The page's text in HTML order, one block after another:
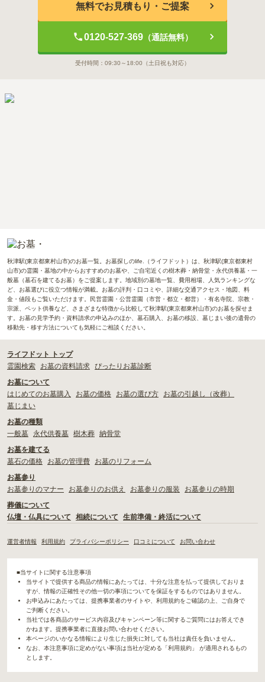
無料でお見積もり・ご提案
0120-527-369（通話無料）
受付時間： 09:30～18:00 （土日祝も対応）
秋津駅(東京都東村山市)のお墓一覧。お墓探しのlife.（ライフドット）は、秋津駅(東京都東村
山市)の霊園・墓地の中からおすすめのお墓や、ご自宅近くの樹木葬・納骨堂・永代供養墓・一
般墓（墓石を建てるお墓）をご提案します。地域別の墓地一覧、費用相場、人気ランキングな
ど、お墓選びに役立つ情報が満載。お墓の評判・口コミや、詳細な交通アクセス・地図、料
金・値段もご覧いただけます。民営霊園・公営霊園（市営・都立・都営）・有名寺院、宗教・
宗派、ペット供養など、さまざまな特徴から比較して秋津駅(東京都東村山市)のお墓を探せま
す。お墓の見学予約・資料請求の申込みのほか、墓石購入、お墓の移設、墓じまい後の遺骨の
移動先・移す方法についても気軽にご相談ください。
ライフドット トップ
霊園検索
お墓の資料請求 ぴったりお墓診断
お墓について
はじめてのお墓購入
お墓の価格 お墓の選び方
お墓の引越し（改葬）
墓じまい
お墓の種類
一般墓
永代供養墓 樹木葬 納骨堂
お墓を建てる
墓石の価格
お墓の管理費
お墓のリフォーム
お墓参り
お墓参りのマナー
お墓参りのお供え お墓参りの服装
お墓参りの時期
葬儀について
仏壇・仏具について
相続について 生前準備・終活について
運営者情報 利用規約 プライバシーポリシー 口コミについて お問い合わせ
■当サイトに関する注意事項
当サイトで提供する商品の情報にあたっては、十分な注意を払って提供しておりま
すが、情報の正確性その他一切の事項についてを保証をするものではありません。
お申込みにあたっては、提携事業者のサイトや、利用規約をご確認の上、ご自身で
ご判断ください。
当社では各商品のサービス内容及びキャンペーン等に関するご質問にはお答えでき
かねます。提携事業者に直接お問い合わせください。
本ページのいかなる情報により生じた損失に対しても当社は責任を負いません。
なお、本注意事項に定めがない事項は当社が定める「利用規約」 が適用されるもの
とします。